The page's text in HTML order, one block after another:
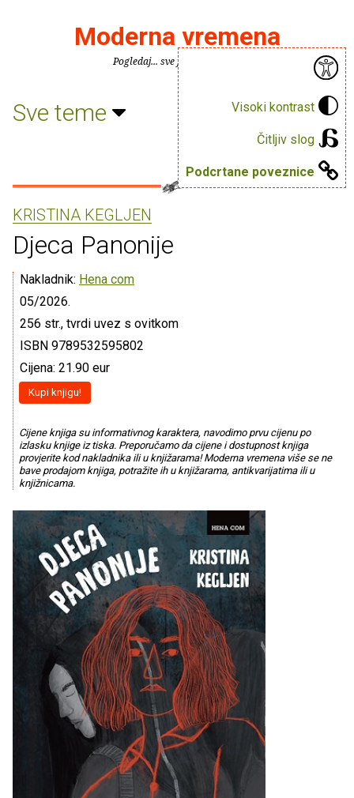
Visoki kontrast
Čitljiv slog
Podcrtane poveznice
Moderna vremena
Pogledaj... sve je puno knjiga.
Sve teme
KRISTINA KEGLJEN
Djeca Panonije
Nakladnik: Hena com
05/2026.
256 str., tvrdi uvez s ovitkom
ISBN 9789532595802
Cijena: 21.90 eur
Kupi knjigu!
Cijene knjiga su informativnog karaktera, navodimo prvu cijenu po
izlasku knjige iz tiska. Preporučamo da cijene i dostupnost knjiga
provjerite kod nakladnika ili u knjižarama! Moderna vremena više se ne
bave prodajom knjiga, potražite ih u knjižarama, antikvarijatima ili u
knjižnicama.